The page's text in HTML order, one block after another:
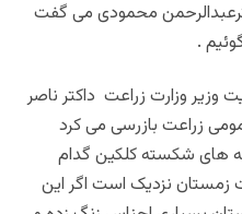
محمودی می گفت
.
وزیر وزارت زراعت داکتر ناصر
زراعت بازرسی می کرد
های شکسته کلکین گدام
زمستان نزدیک است اگر این